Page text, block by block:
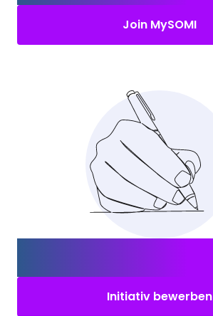
Join MySOMI
Initiativ bewerben